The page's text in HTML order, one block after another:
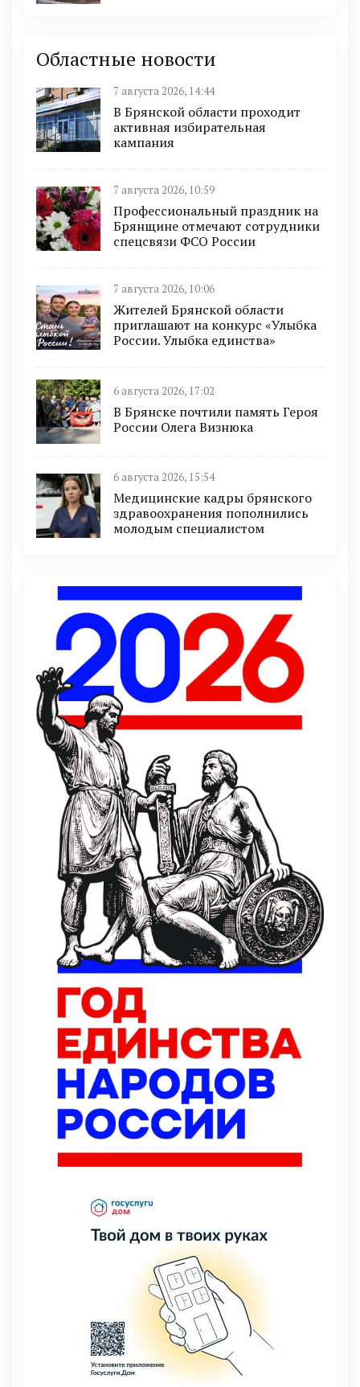
Областные новости
7 августа 2026, 14:44
В Брянской области проходит
активная избирательная
кампания
7 августа 2026, 10:59
Профессиональный праздник на
Брянщине отмечают сотрудники
спецсвязи ФСО России
7 августа 2026, 10:06
Жителей Брянской области
приглашают на конкурс «Улыбка
России. Улыбка единства»
6 августа 2026, 17:02
В Брянске почтили память Героя
России Олега Визнюка
6 августа 2026, 15:54
Медицинские кадры брянского
здравоохранения пополнились
молодым специалистом